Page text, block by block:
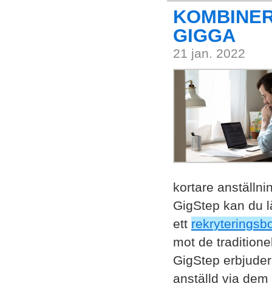
GIGGA
21 jan. 2022
kortare
GigStep kan du
ett
mot de
GigStep
anställd via